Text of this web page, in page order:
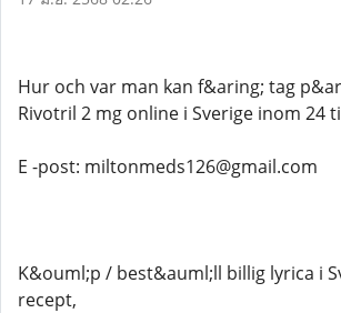
Hur och var man kan f&aring; tag
Rivotril 2 mg online i Sverige inom 24
E -post: miltonmeds126@gmail.com
K&ouml;p / best&auml;ll billig lyrica i
recept,